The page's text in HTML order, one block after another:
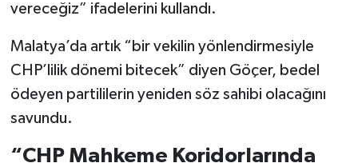
vereceğiz” ifadelerini kullandı.
Malatya’da artık “bir vekilin yönlendirmesiyle
CHP’lilik dönemi bitecek” diyen Göçer, bedel
ödeyen partililerin yeniden söz sahibi olacağını
savundu.
“CHP Mahkeme Koridorlarında